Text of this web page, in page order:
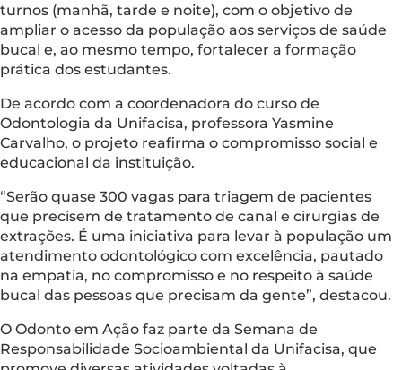
turnos (manhã, tarde e noite), com o objetivo de
ampliar o acesso da população aos serviços de saúde
bucal e, ao mesmo tempo, fortalecer a formação
prática dos estudantes.
De acordo com a coordenadora do curso de
Odontologia da Unifacisa, professora Yasmine
Carvalho, o projeto reafirma o compromisso social e
educacional da instituição.
“Serão quase 300 vagas para triagem de pacientes
que precisem de tratamento de canal e cirurgias de
extrações. É uma iniciativa para levar à população um
atendimento odontológico com excelência, pautado
na empatia, no compromisso e no respeito à saúde
bucal das pessoas que precisam da gente”, destacou.
O Odonto em Ação faz parte da Semana de
Responsabilidade Socioambiental da Unifacisa, que